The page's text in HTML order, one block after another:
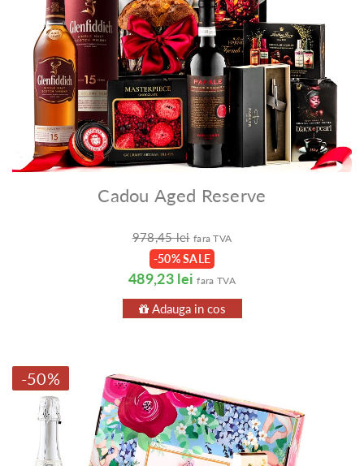
Cadou Aged Reserve
978,45 lei fara TVA
-50% SALE
489,23 lei fara TVA
Adauga in cos
-50%